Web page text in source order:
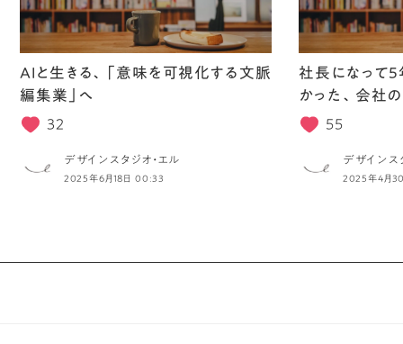
AIと生きる、「意味を可視化する文脈
編集業」へ
32
デザインスタジオ・エル
2025年6月18日 00:33
社長になって5
かった、会社
55
デザインス
2025年4月